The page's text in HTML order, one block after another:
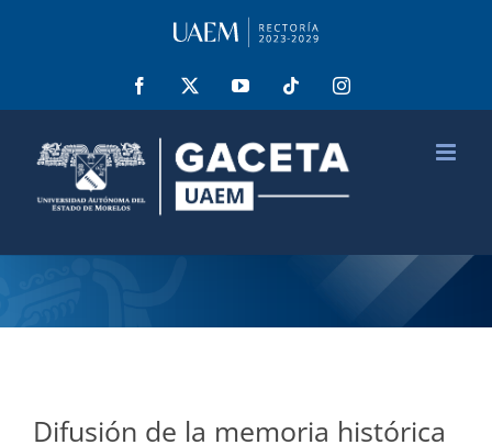
Facebook YouTube Tiktok Instagram
Difusión de la memoria histórica